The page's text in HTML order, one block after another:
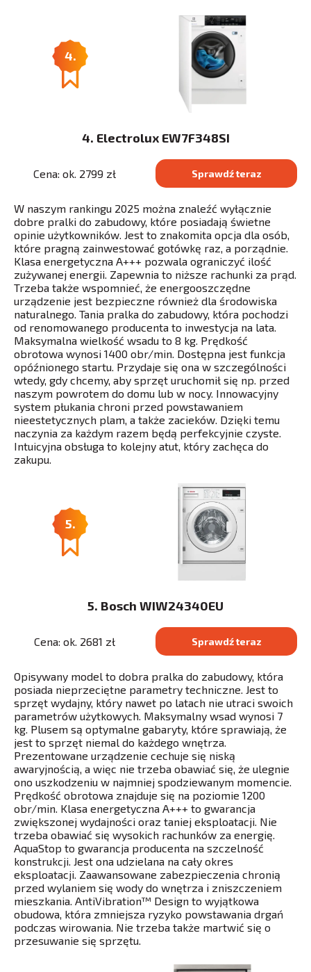
4.
4. Electrolux EW7F348SI
Cena: ok. 2799 zł Sprawdź teraz
W naszym rankingu 2025 można znaleźć wyłącznie
dobre pralki do zabudowy, które posiadają świetne
opinie użytkowników. Jest to znakomita opcja dla osób,
które pragną zainwestować gotówkę raz, a porządnie.
Klasa energetyczna A+++ pozwala ograniczyć ilość
zużywanej energii. Zapewnia to niższe rachunki za prąd.
Trzeba także wspomnieć, że energooszczędne
urządzenie jest bezpieczne również dla środowiska
naturalnego. Tania pralka do zabudowy, która pochodzi
od renomowanego producenta to inwestycja na lata.
Maksymalna wielkość wsadu to 8 kg. Prędkość
obrotowa wynosi 1400 obr/min. Dostępna jest funkcja
opóźnionego startu. Przydaje się ona w szczególności
wtedy, gdy chcemy, aby sprzęt uruchomił się np. przed
naszym powrotem do domu lub w nocy. Innowacyjny
system płukania chroni przed powstawaniem
nieestetycznych plam, a także zacieków. Dzięki temu
naczynia za każdym razem będą perfekcyjnie czyste.
Intuicyjna obsługa to kolejny atut, który zachęca do
zakupu.
5.
5. Bosch WIW24340EU
Cena: ok. 2681 zł Sprawdź teraz
Opisywany model to dobra pralka do zabudowy, która
posiada nieprzeciętne parametry techniczne. Jest to
sprzęt wydajny, który nawet po latach nie utraci swoich
parametrów użytkowych. Maksymalny wsad wynosi 7
kg. Plusem są optymalne gabaryty, które sprawiają, że
jest to sprzęt niemal do każdego wnętrza.
Prezentowane urządzenie cechuje się niską
awaryjnością, a więc nie trzeba obawiać się, że ulegnie
ono uszkodzeniu w najmniej spodziewanym momencie.
Prędkość obrotowa znajduje się na poziomie 1200
obr/min. Klasa energetyczna A+++ to gwarancja
zwiększonej wydajności oraz taniej eksploatacji. Nie
trzeba obawiać się wysokich rachunków za energię.
AquaStop to gwarancja producenta na szczelność
konstrukcji. Jest ona udzielana na cały okres
eksploatacji. Zaawansowane zabezpieczenia chronią
przed wylaniem się wody do wnętrza i zniszczeniem
mieszkania. AntiVibration™ Design to wyjątkowa
obudowa, która zmniejsza ryzyko powstawania drgań
podczas wirowania. Nie trzeba także martwić się o
przesuwanie się sprzętu.